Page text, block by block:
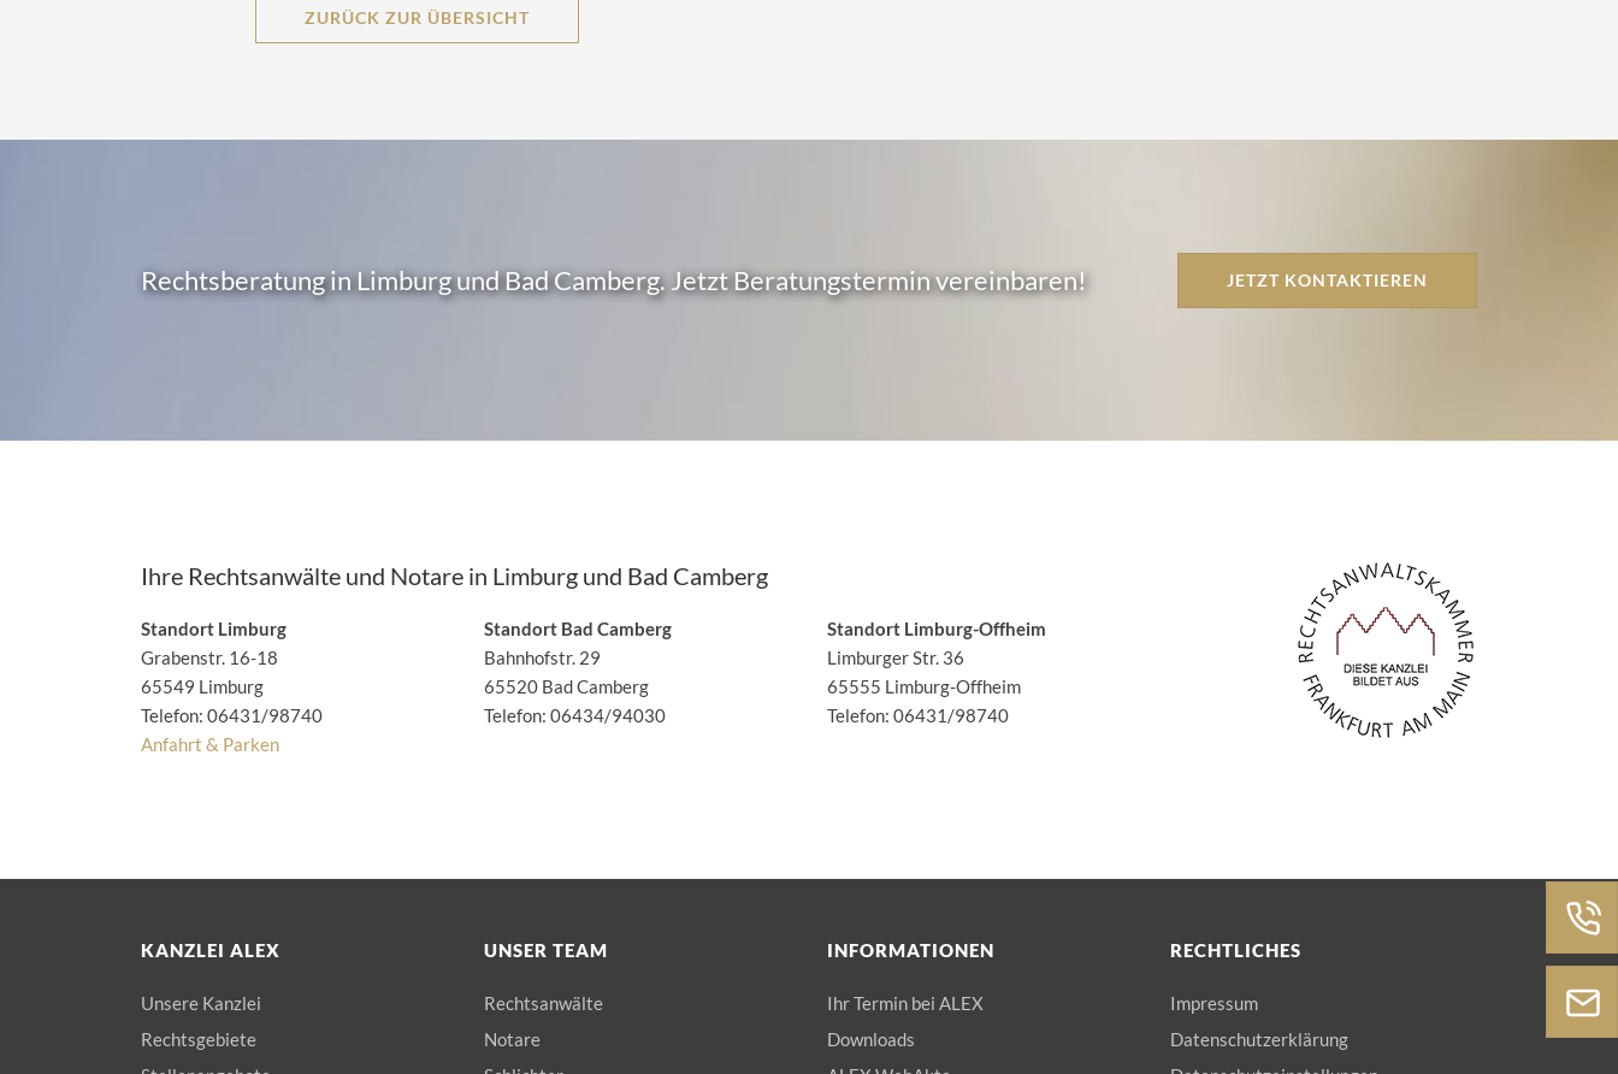
ZURÜCK ZUR ÜBERSICHT
Rechtsberatung in Limburg und Bad Camberg. Jetzt Beratungstermin vereinbaren! JETZT KONTAKTIEREN
Ihre Rechtsanwälte und Notare in Limburg und Bad Camberg
Standort Limburg
Grabenstr. 16-18
65549 Limburg
Telefon: 06431/98740
Anfahrt & Parken
Standort Bad Camberg
Bahnhofstr. 29
65520 Bad Camberg
Telefon: 06434/94030
Standort Limburg-Offheim
Limburger Str. 36
65555 Limburg-Offheim
Telefon: 06431/98740
KANZLEI ALEX
Unsere Kanzlei
Rechtsgebiete
UNSER TEAM
Rechtsanwälte
Notare
INFORMATIONEN
Ihr Termin bei ALEX
Downloads
RECHTLICHES
Impressum
Datenschutzerklärung